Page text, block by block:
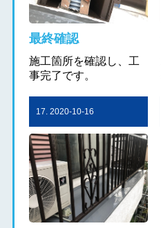
最終確認
施工箇所を確認し、工
事完了です。
17. 2020-10-16